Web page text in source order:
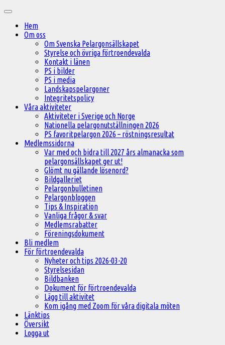
innehåll
Huvudmeny
Hem
Om oss
Om Svenska Pelargonsällskapet
Styrelse och övriga förtroendevalda
Kontakt i länen
PS i bilder
PS i media
Landskapspelargoner
Integritetspolicy
Våra aktiviteter
Aktiviteter i Sverige och Norge
Nationella pelargonutställningen 2026
PS favoritpelargon 2026 – röstningsresultat
Medlemssidorna
Var med och bidra till 2027 års almanacka som
pelargonsällskapet ger ut!
Glömt nu gällande lösenord?
Bildgalleriet
Pelargonbulletinen
Pelargonbloggen
Tips & Inspiration
Vanliga frågor & svar
Medlemsrabatter
Föreningsdokument
Bli medlem
För förtroendevalda
Nyheter och tips 2026-03-20
Styrelsesidan
Bildbanken
Dokument för förtroendevalda
Lägg till aktivitet
Kom igång med Zoom för våra digitala möten
Länktips
Översikt
Logga ut